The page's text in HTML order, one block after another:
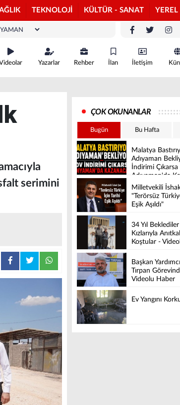
TEKNOLOJİ KÜLTÜR - SANAT YEREL
Yazarlar Rehber İlan İletişim
serimini
ÇOK OKUNANLAR
Bugün Bu Hafta
Malatya
Adıyaman
İndirimi Çıkarsa
Adıyaman'da
Milletvekili
"Terörsüz
Eşik Aşıldı"
34 Yıl
Kızlarıyla
Koştular -
Başkan
Tırpan
Videolu Haber
Ev Yangını